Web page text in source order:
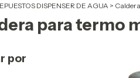
DISPENSER DE AGUA >
para termo
por